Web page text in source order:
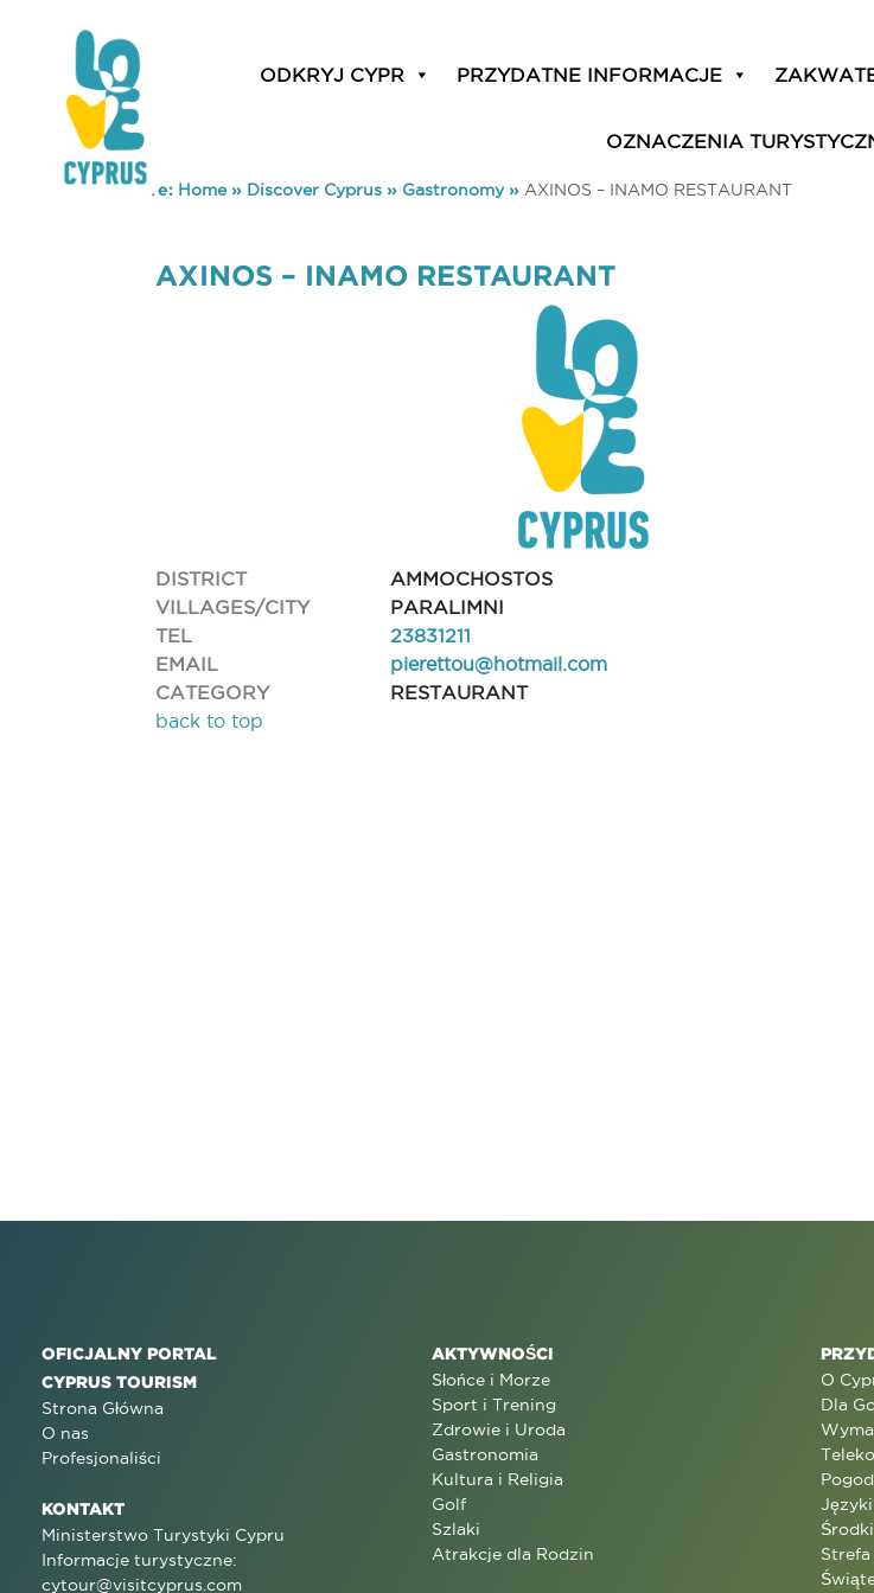
ODKRYJ CYPR PRZYDATNE INFORMACJE
OZNACZENIA
You are here: Home» Discover Cyprus » Gastronomy» AXINOS – INAMO RESTAURANT
AXINOS – INAMO RESTAURANT
DISTRICT
AMMOCHOSTOS
VILLAGES/CITY
PARALIMNI
TEL
23831211
EMAIL
pierettou@hotmail.com
CATEGORY
RESTAURANT
back to top
OFICJALNY PORTAL
CYPRUS TOURISM
Strona Główna
O nas
Profesjonaliści
KONTAKT
Ministerstwo Turystyki Cypru
Informacje turystyczne:
cytour@visitcyprus.com
AKTYWNOŚCI
Słońce i Morze
Sport i Trening
Zdrowie i Uroda
Gastronomia
Kultura i Religia
Golf
Szlaki
Atrakcje dla Rodzin
O
Dla
Strefa